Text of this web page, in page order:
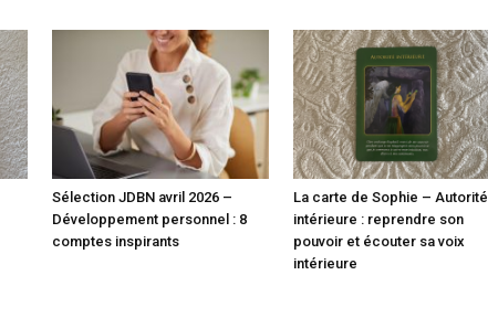
Sélection JDBN avril 2026 –
Développement personnel : 8
comptes inspirants
La carte de Sophie – Autorité
intérieure : reprendre son
pouvoir et écouter sa voix
intérieure